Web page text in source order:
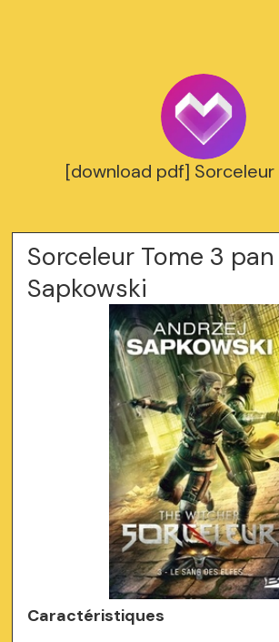
[download pdf] Sorceleur
Sorceleur Tome 3
Sapkowski
Caractéristiques